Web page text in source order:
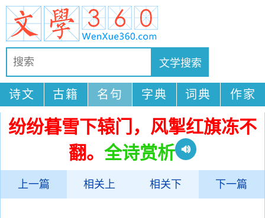
诗文 古籍 名句 字典 词典 作家
纷纷暮雪下辕门，风掣红旗冻不
翻。 全诗赏析
上一篇 相关上 相关下 下一篇